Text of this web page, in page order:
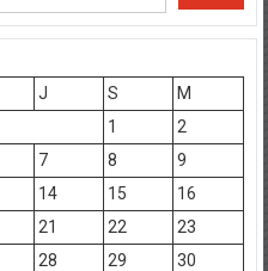
J S
M
1
2
7 8
9
14 15
16
21 22
23
28 29
30